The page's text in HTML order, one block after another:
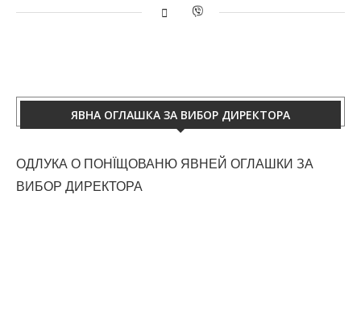
ЯВНА ОГЛАШКА ЗА ВИБОР ДИРЕКТОРА
ОДЛУКА О ПОНЇЩОВАНЮ ЯВНЕЙ ОГЛАШКИ ЗА
ВИБОР ДИРЕКТОРА